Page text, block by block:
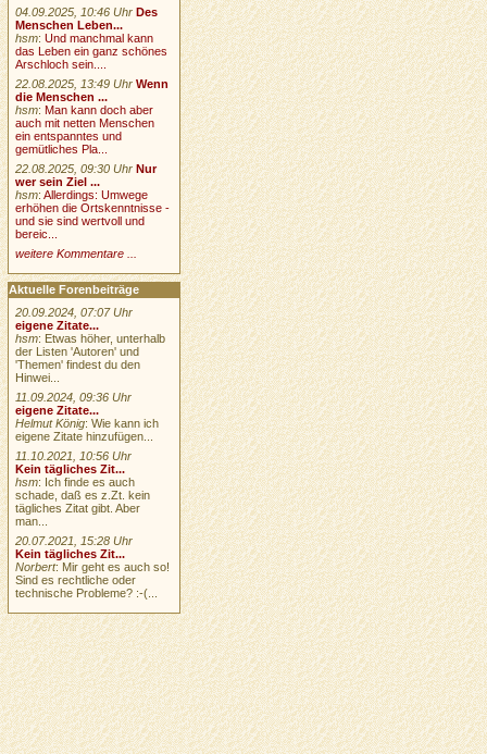
04.09.2025, 10:46 Uhr Des
Menschen Leben...
hsm:Und manchmal kann
das Leben ein ganz schönes
Arschloch sein....
22.08.2025, 13:49 Uhr Wenn
die Menschen ...
hsm:Man kann doch aber
auch mit netten Menschen
ein entspanntes und
gemütliches Pla...
22.08.2025, 09:30 Uhr Nur
wer sein Ziel ...
hsm:Allerdings: Umwege
erhöhen die Ortskenntnisse -
und sie sind wertvoll und
bereic...
weitere Kommentare ...
Aktuelle Forenbeiträge
20.09.2024, 07:07 Uhr
eigene Zitate...
hsm: Etwas höher, unterhalb
der Listen 'Autoren' und
'Themen' findest du den
Hinwei...
11.09.2024, 09:36 Uhr
eigene Zitate...
Helmut König: Wie kann ich
eigene Zitate hinzufügen...
11.10.2021, 10:56 Uhr
Kein tägliches Zit...
hsm: Ich finde es auch
schade, daß es z.Zt. kein
tägliches Zitat gibt. Aber
man...
20.07.2021, 15:28 Uhr
Kein tägliches Zit...
Norbert: Mir geht es auch so!
Sind es rechtliche oder
technische Probleme? :-(...